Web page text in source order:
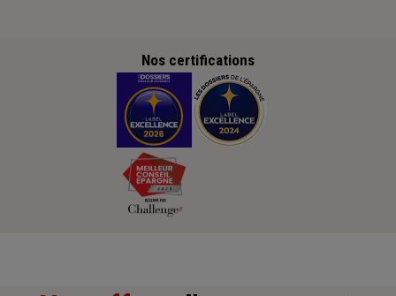
Nos certifications